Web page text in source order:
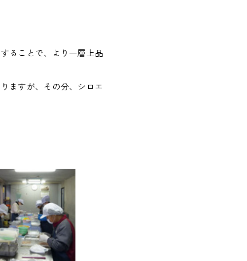
ることで、より一層上品
ますが、その分、シロエ